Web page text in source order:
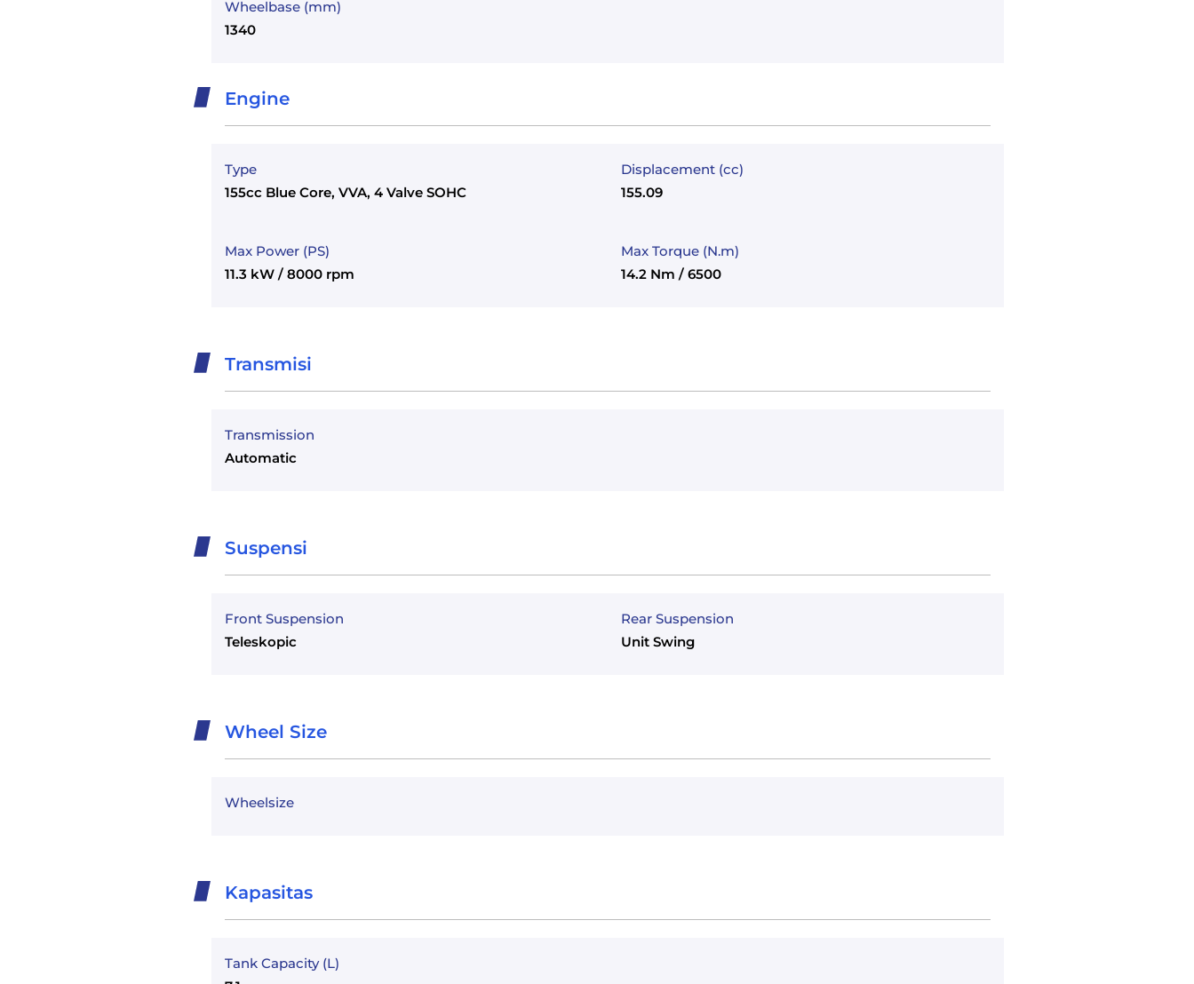
Wheelbase (mm)
1340
Engine
Type
155cc Blue Core, VVA, 4 Valve SOHC
Displacement (cc)
155.09
Max Power (PS)
11.3 kW / 8000 rpm
Max Torque (N.m)
14.2 Nm / 6500
Transmisi
Transmission
Automatic
Suspensi
Front Suspension
Teleskopic
Rear Suspension
Unit Swing
Wheel Size
Wheelsize
Kapasitas
Tank Capacity (L)